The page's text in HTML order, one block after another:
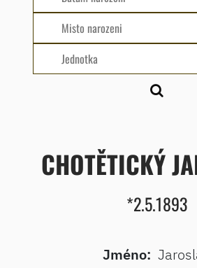
CHOTĚTICKÝ
*2.5.1893
Jméno: